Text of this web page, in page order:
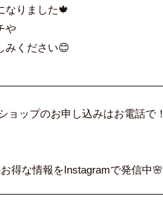
なりました🍁
や
みください😊
ョップのお申し込みはお電話で！
得な情報をInstagramで発信中🌸